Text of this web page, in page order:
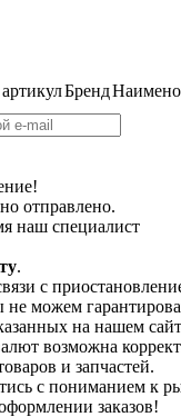
артикулБренд
отправлено.
наш специалист
.
с
можем
на нашем
возможна
и запчастей.
с пониманием к
заказов!